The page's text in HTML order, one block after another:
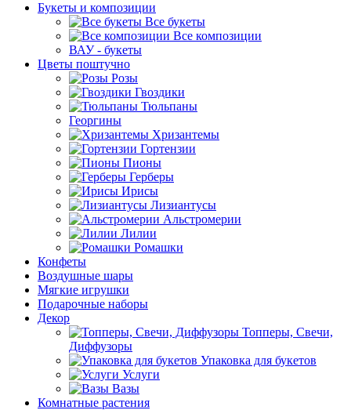
Букеты и композиции
Все букеты
Все композиции
ВАУ - букеты
Цветы поштучно
Розы
Гвоздики
Тюльпаны
Георгины
Хризантемы
Гортензии
Пионы
Герберы
Ирисы
Лизиантусы
Альстромерии
Лилии
Ромашки
Конфеты
Воздушные шары
Мягкие игрушки
Подарочные наборы
Декор
Топперы, Свечи,
Диффузоры
Упаковка для букетов
Услуги
Вазы
Комнатные растения